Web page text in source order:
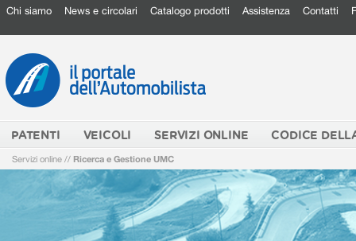
Chi siamo News e circolari Catalogo prodotti Assistenza Contatti
PATENTI VEICOLI SERVIZI ONLINE CODICE
Servizi online // Ricerca e Gestione UMC